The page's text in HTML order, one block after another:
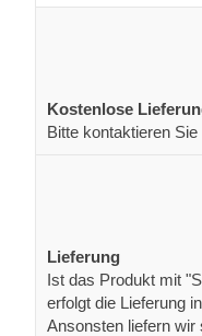
Kostenlose
Bitte kontaktieren
Lieferung
Ist das Produkt mit
erfolgt die Lieferung
Ansonsten liefern wir